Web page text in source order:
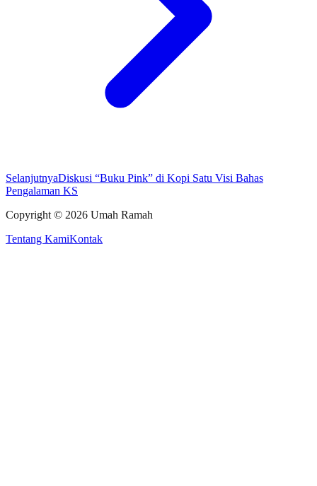
SelanjutnyaDiskusi “Buku Pink” di Kopi Satu Visi Bahas
Pengalaman KS
Copyright © 2026 Umah Ramah
Tentang KamiKontak